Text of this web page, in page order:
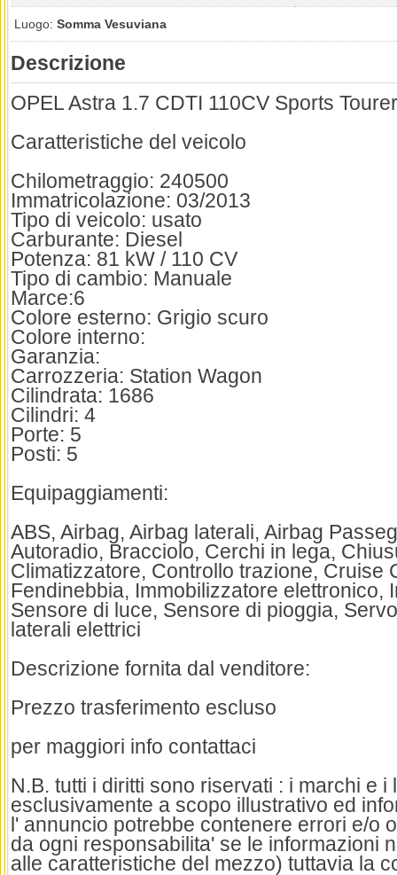
Luogo: Somma Vesuviana
Descrizione
OPEL Astra 1.7 CDTI 110CV Sports
Caratteristiche del veicolo
Chilometraggio: 240500
Immatricolazione: 03/2013
Tipo di veicolo: usato
Carburante: Diesel
Potenza: 81 kW / 110 CV
Tipo di cambio: Manuale
Marce:6
Colore esterno: Grigio scuro
Colore interno:
Garanzia:
Carrozzeria: Station Wagon
Cilindrata: 1686
Cilindri: 4
Porte: 5
Posti: 5
Equipaggiamenti:
ABS, Airbag, Airbag laterali, Airbag
Autoradio, Bracciolo, Cerchi in lega,
Climatizzatore, Controllo trazione, Cruise
Fendinebbia, Immobilizzatore elettronico,
Sensore di luce, Sensore di pioggia,
laterali elettrici
Descrizione fornita dal venditore:
Prezzo trasferimento escluso
per maggiori info contattaci
N.B. tutti i diritti sono riservati : i marchi e i
esclusivamente a scopo illustrativo ed
l' annuncio potrebbe contenere errori e/o
da ogni responsabilita' se le informazioni
alle caratteristiche del mezzo) tuttavia la